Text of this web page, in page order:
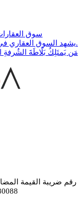
سوق
يشهد السوق العقاري في إقليم إميليا رومانيا ازدياداً في النشاط.
مَن يَمتَلِكُ بَلّاطَةَ
01600980088 |